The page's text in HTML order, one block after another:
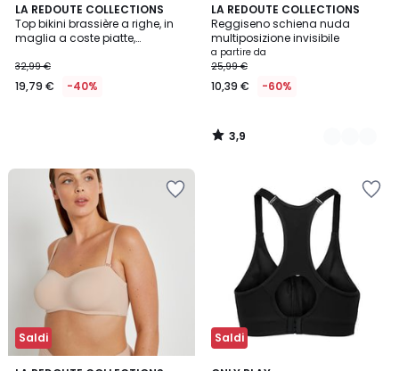
LA REDOUTE COLLECTIONS
Top bikini brassière a righe, in
maglia a coste piatte,
32,99 €
19,79 € -40%
LA REDOUTE COLLECTIONS
Reggiseno schiena nuda
multiposizione invisibile
a partire da
25,99 €
10,39 € -60%
3,9
/ 5
2
Colori
3,9
/
Saldi Saldi